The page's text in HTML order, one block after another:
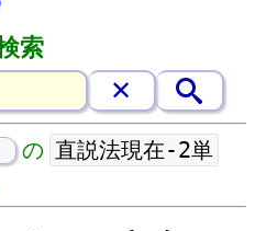
索
の 直説法現在-2単